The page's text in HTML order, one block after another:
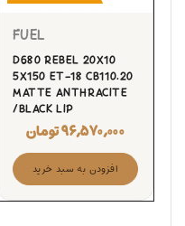
FUEL
D680 REBEL 20X10
5X150 ET-18 CB110.20
MATTE ANTHRACITE
/BLACK LIP
۹۶,۵۷۰,۰۰۰تومان
افزودن به سبد خرید